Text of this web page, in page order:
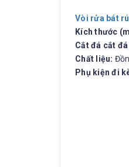
Vòi rửa bát
Kích thước
Cắt đá cắt
Chất liệu:
Phụ kiện đi